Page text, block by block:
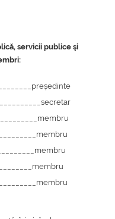
servicii publice şi